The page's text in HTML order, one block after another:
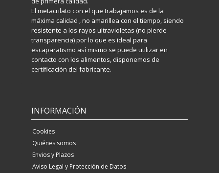
El metacrilato con el que trabajamos es de la
máxima calidad , no amarillea con el tiempo, siendo
resistente a los rayos ultravioletas (no pierde
transparencia) por lo que es ideal para
escaparatismo así mismo se puede utilizar en
contacto con los alimentos, disponemos de
certificación del fabricante.
INFORMACIÓN
Cookies
Quiénes somos
Envios y Plazos
Aviso Legal y Protección de Datos